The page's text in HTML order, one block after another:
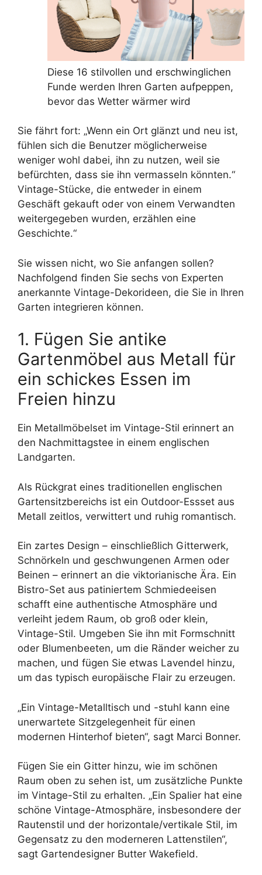
Diese 16 stilvollen und erschwinglichen
Funde werden Ihren Garten aufpeppen,
bevor das Wetter wärmer wird
Sie fährt fort: „Wenn ein Ort glänzt und neu ist,
fühlen sich die Benutzer möglicherweise
weniger wohl dabei, ihn zu nutzen, weil sie
befürchten, dass sie ihn vermasseln könnten.“
Vintage-Stücke, die entweder in einem
Geschäft gekauft oder von einem Verwandten
weitergegeben wurden, erzählen eine
Geschichte.“
Sie wissen nicht, wo Sie anfangen sollen?
Nachfolgend finden Sie sechs von Experten
anerkannte Vintage-Dekorideen, die Sie in Ihren
Garten integrieren können.
1. Fügen Sie antike
Gartenmöbel aus Metall für
ein schickes Essen im
Freien hinzu
Ein Metallmöbelset im Vintage-Stil erinnert an
den Nachmittagstee in einem englischen
Landgarten.
Als Rückgrat eines traditionellen englischen
Gartensitzbereichs ist ein Outdoor-Essset aus
Metall zeitlos, verwittert und ruhig romantisch.
Ein zartes Design – einschließlich Gitterwerk,
Schnörkeln und geschwungenen Armen oder
Beinen – erinnert an die viktorianische Ära. Ein
Bistro-Set aus patiniertem Schmiedeeisen
schafft eine authentische Atmosphäre und
verleiht jedem Raum, ob groß oder klein,
Vintage-Stil. Umgeben Sie ihn mit Formschnitt
oder Blumenbeeten, um die Ränder weicher zu
machen, und fügen Sie etwas Lavendel hinzu,
um das typisch europäische Flair zu erzeugen.
„Ein Vintage-Metalltisch und -stuhl kann eine
unerwartete Sitzgelegenheit für einen
modernen Hinterhof bieten“, sagt Marci Bonner.
Fügen Sie ein Gitter hinzu, wie im schönen
Raum oben zu sehen ist, um zusätzliche Punkte
im Vintage-Stil zu erhalten. „Ein Spalier hat eine
schöne Vintage-Atmosphäre, insbesondere der
Rautenstil und der horizontale/vertikale Stil, im
Gegensatz zu den moderneren Lattenstilen“,
sagt Gartendesigner Butter Wakefield.